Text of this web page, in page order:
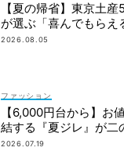
【夏の帰省】東京土
が選ぶ「喜んでもらえ
2026.08.05
ファッション
【6,000円台から】お
結する『夏ジレ』が二
ーに大活躍
2026.07.19